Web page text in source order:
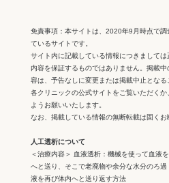
免責事項： 本サイトは、2020年9月時点で調
ているサイトです。
サイト内に記載している情報につきまして
内容を保証するものではありません。掲載
容は、予告なしに変更または掲載中止となる
各クリニックの公式サイトをご覧いただく
ようお願いいたします。
なお、掲載している情報の無断転載は固くお
人工透析について
＜治療内容＞ 血液透析：機械を使って血液
へと送り、そこで老廃物や余分な水分のろ
液を再び体内へと送り返す方法